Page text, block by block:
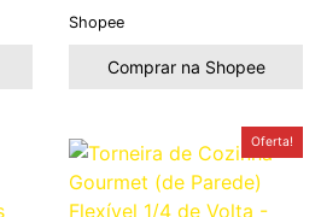
Shopee
Comprar na Shopee
Oferta!
preço
original
era:
R$80,03.
preço
é:
R$57,63.